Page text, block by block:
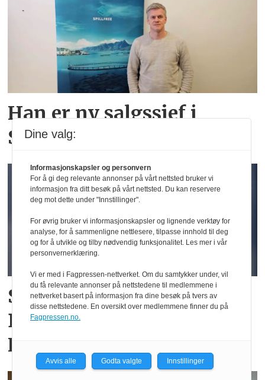
Han er ny salgssjef i
Spillfree
Slik satser Vipps innenfor
B2B: – Vil ikke havne i
Kvikk Lunsj-fella
Dine valg:
Informasjonskapsler og personvern
For å gi deg relevante annonser på vårt nettsted bruker vi
informasjon fra ditt besøk på vårt nettsted. Du kan reservere
deg mot dette under "Innstillinger".
For øvrig bruker vi informasjonskapsler og lignende verktøy for
analyse, for å sammenligne nettlesere, tilpasse innhold til deg
og for å utvikle og tilby nødvendig funksjonalitet. Les mer i vår
personvernerklæring.
Vi er med i Fagpressen-nettverket. Om du samtykker under, vil
du få relevante annonser på nettstedene til medlemmene i
nettverket basert på informasjon fra dine besøk på tvers av
disse nettstedene. En oversikt over medlemmene finner du på
Fagpressen.no.
Avvis alle Godta valgte Innstillinger